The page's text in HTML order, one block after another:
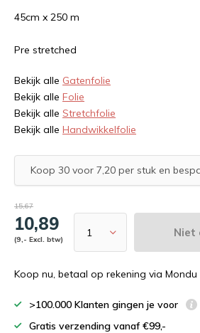
45cm x 250 m
Pre stretched
Bekijk alle Gatenfolie
Bekijk alle Folie
Bekijk alle Stretchfolie
Bekijk alle Handwikkelfolie
Koop 30 voor 7,20 per stuk en
15,67
10,89
(9,- Excl. btw)
Niet
Koop nu, betaal op rekening via Mondu
>100.000 Klanten gingen je voor
Gratis verzending vanaf €99,-